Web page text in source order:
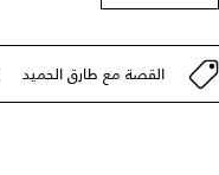
القصة مع طارق الحميد